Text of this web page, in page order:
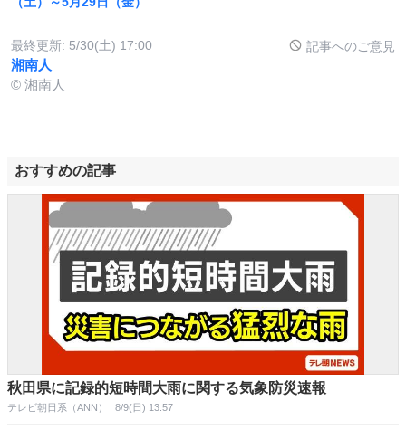
最終更新: 5/30(土) 17:00 記事へのご意見
湘南人
© 湘南人
おすすめの記事
秋田県に記録的短時間大雨に関する気象防災速報
テレビ朝日系（ANN） 8/9(日) 13:57